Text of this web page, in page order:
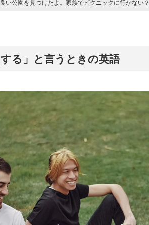
い公園を見つけたよ。家族でピクニックに行かない？
る」と言うときの英語